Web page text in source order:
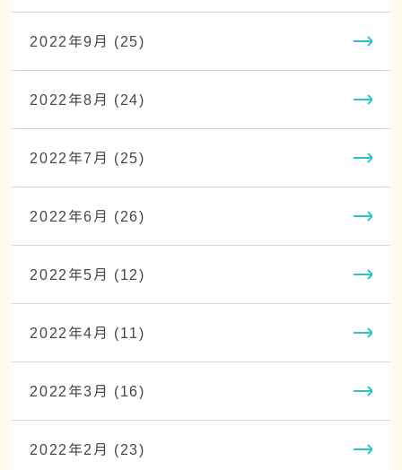
2022年9月 (25)
2022年8月 (24)
2022年7月 (25)
2022年6月 (26)
2022年5月 (12)
2022年4月 (11)
2022年3月 (16)
2022年2月 (23)